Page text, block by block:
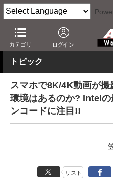
カテゴリ ログイン
AV Watch 製品 パソコン
トピック
スマホで8K/4K動画が
環境はあるのか? Intel
ンコードに注目!!
リスト